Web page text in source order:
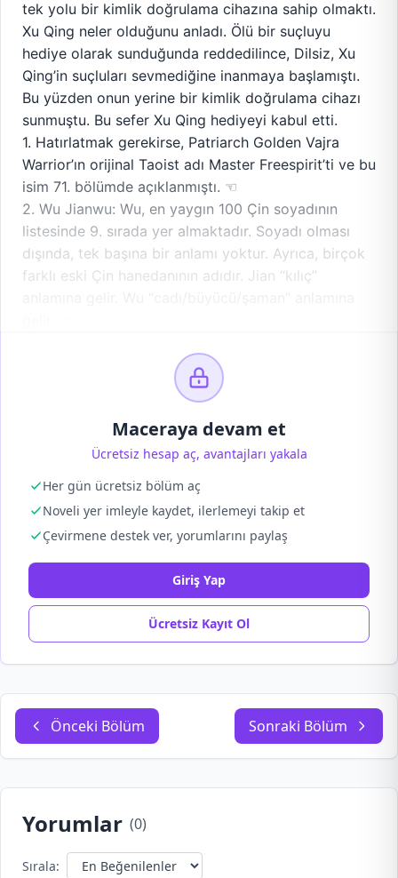
tek yolu bir kimlik doğrulama cihazına sahip olmaktı.
Xu Qing neler olduğunu anladı. Ölü bir suçluyu
hediye olarak sunduğunda reddedilince, Dilsiz, Xu
Qing’in suçluları sevmediğine inanmaya başlamıştı.
Bu yüzden onun yerine bir kimlik doğrulama cihazı
sunmuştu. Bu sefer Xu Qing hediyeyi kabul etti.
1. Hatırlatmak gerekirse, Patriarch Golden Vajra
Warrior’ın orijinal Taoist adı Master Freespirit’ti ve bu
isim 71. bölümde açıklanmıştı. ☜
2. Wu Jianwu: Wu, en yaygın 100 Çin soyadının
listesinde 9. sırada yer almaktadır. Soyadı olması
dışında, tek başına bir anlamı yoktur. Ayrıca, birçok
farklı eski Çin hanedanının adıdır. Jian “kılıç”
Maceraya devam et
Ücretsiz hesap aç, avantajları yakala
Her gün ücretsiz bölüm aç
Noveli yer imleyle kaydet, ilerlemeyi takip et
Çevirmene destek ver, yorumlarını paylaş
Giriş Yap
Ücretsiz Kayıt Ol
Önceki Bölüm Sonraki Bölüm
Yorumlar (0)
Sırala: